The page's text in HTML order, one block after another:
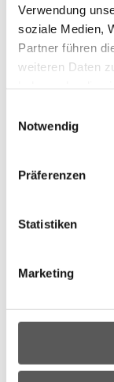
Verwendung
soziale Medien,
Partner führen
weiteren Daten
Notwendig
Präferenzen
Statistiken
Marketing
Leitung: Marlis
Feldgasse 1a
Tel.: +43 664
E-Mail
Landstraße 3,
Standorte:
- Bürgergarten
- Seesiedlung
Standorte: